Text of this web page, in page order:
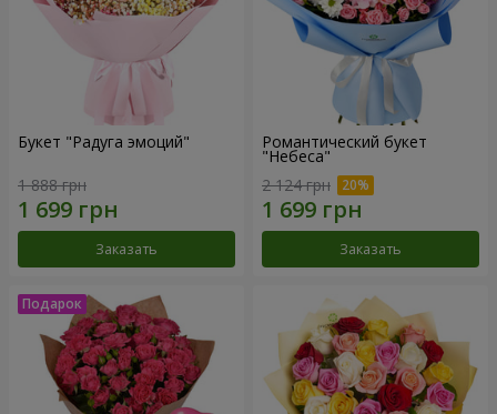
Букет "Радуга эмоций"
1 888 грн
Заказать
Романтический букет
"Небеса"
2 124 грн
Заказать